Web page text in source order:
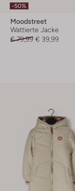
-50%
Moodstreet
Wattierte Jacke
€ 79,99 € 39,99